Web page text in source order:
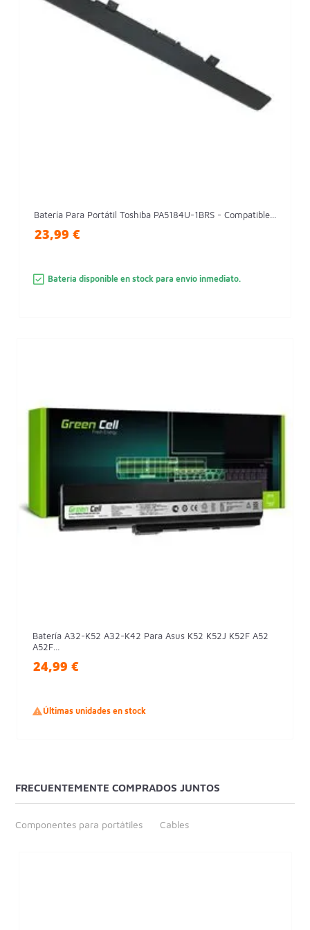
Batería Para Portátil Toshiba PA5184U-1BRS - Compatible...
23,99 €
Batería disponible en stock para envío inmediato.
Batería A32-K52 A32-K42 Para Asus K52 K52J K52F A52
A52F...
24,99 €
Últimas unidades en stock
FRECUENTEMENTE COMPRADOS JUNTOS
Componentes para portátiles Cables